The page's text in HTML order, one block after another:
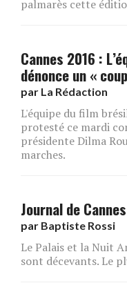
palmarès cette
Cannes 2016 :
dénonce un «
par La Rédaction
L'équipe du film
protesté ce mardi
présidente Dilma
marches.
Journal de
par Baptiste Rossi
Le Palais et la Nuit
sont décevants. Le